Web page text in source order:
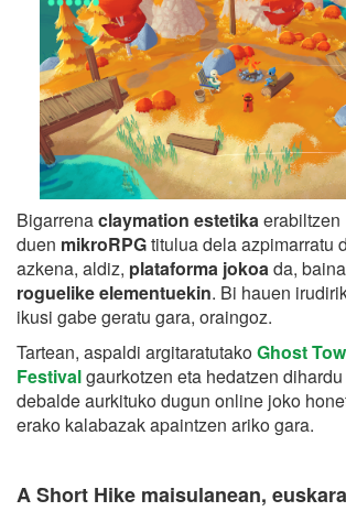
Bigarrenaclaymation estetikaerabiltzen
duen mikroRPGtitulua dela azpimarratu
azkena, aldiz, plataforma jokoada, baina
roguelike elementuekin. Bi hauen
ikusi gabe geratu gara, oraingoz.
Tartean, aspaldi argitaratutakoGhost
Festivalgaurkotzen eta hedatzen
debalde aurkituko dugun online joko
erako kalabazak apaintzen ariko gara.
A Short Hike maisulanean,